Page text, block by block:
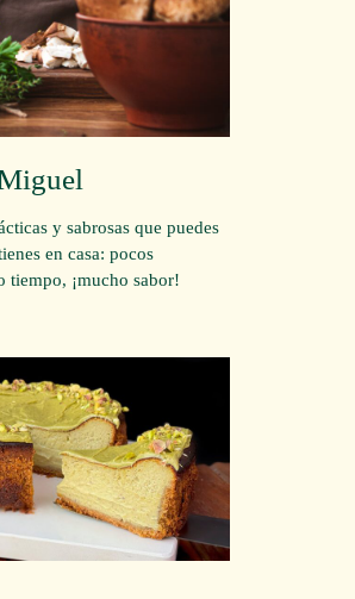
y sabrosas que puedes
en casa: pocos
tiempo, ¡mucho sabor!